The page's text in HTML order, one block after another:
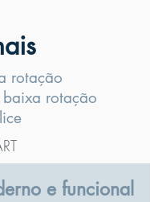
rotação
rotação
e funcional